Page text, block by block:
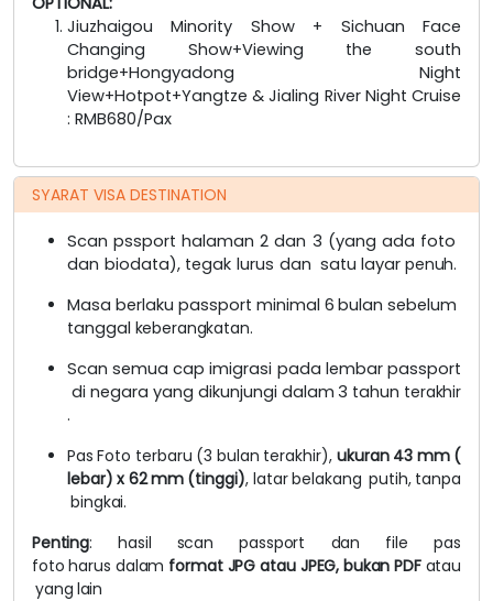
Jiuzhaigou Minority Show + Sichuan Face
Changing Show+Viewing the south
bridge+Hongyadong Night
View+Hotpot+Yangtze & Jialing River Night Cruise
: RMB680/Pax
SYARAT VISA DESTINATION
Scan pssport halaman 2 dan 3 (yang ada foto
dan biodata), tegak lurus dan satu layar penuh.
Masa berlaku passport minimal 6 bulan sebelum
tanggal keberangkatan.
Scan semua cap imigrasi pada lembar passport
di negara yang dikunjungi dalam 3 tahun terakhir
.
Pas Foto terbaru (3 bulan terakhir), ukuran 43 mm (
lebar) x 62mm (tinggi), latarbelakang putih, tanpa
bingkai.
Penting: hasil scan passport dan file
pas
foto harus dalam format JPG atau JPEG, bukan PDF atau
yang lain